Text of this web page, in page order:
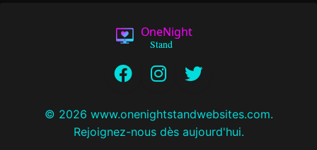
© 2026 www.onenightstandwebsites.com.
Rejoignez-nous dès aujourd'hui.